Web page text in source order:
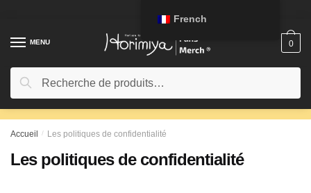
contenuMENU
Rechercher:
Recherche
0
Accueil / Les politiques de confidentialité
Les politiques de confidentialité
French